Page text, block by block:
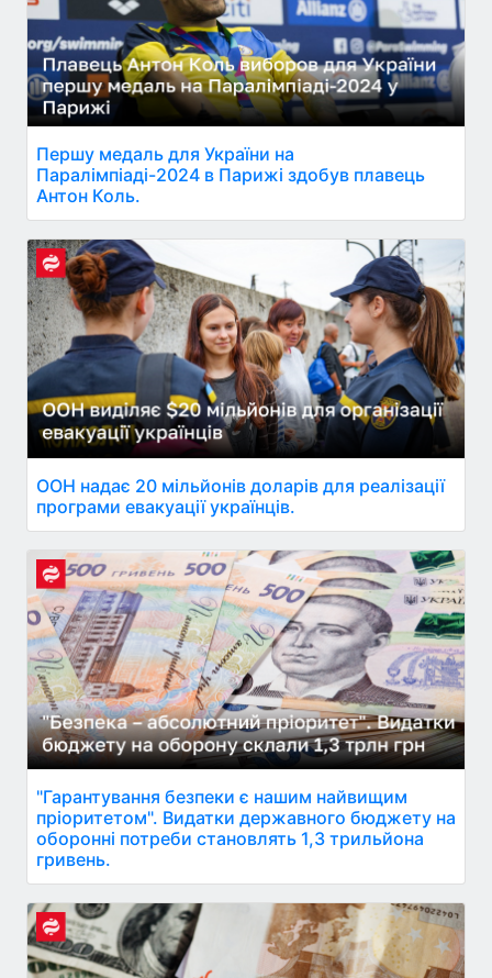
Першу медаль для України на
Паралімпіаді-2024 в Парижі здобув плавець
Антон Коль.
ООН надає 20 мільйонів доларів для реалізації
програми евакуації українців.
"Гарантування безпеки є нашим найвищим
пріоритетом". Видатки державного бюджету на
оборонні потреби становлять 1,3 трильйона
гривень.